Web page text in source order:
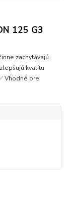
125 G3
zachytávajú
kvalitu
Vhodné pre